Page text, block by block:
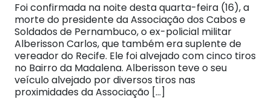
Foi confirmada na noite desta quarta-feira (16), a
morte do presidente da Associação dos Cabos e
Soldados de Pernambuco, o ex-policial militar
Alberisson Carlos, que também era suplente de
vereador do Recife. Ele foi alvejado com cinco tiros
no Bairro da Madalena. Alberisson teve o seu
veículo alvejado por diversos tiros nas
proximidades da Associação […]